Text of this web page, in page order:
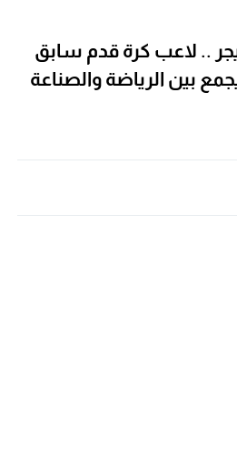
.. لاعب كرة قدم سابق
بين الرياضة والصناعة